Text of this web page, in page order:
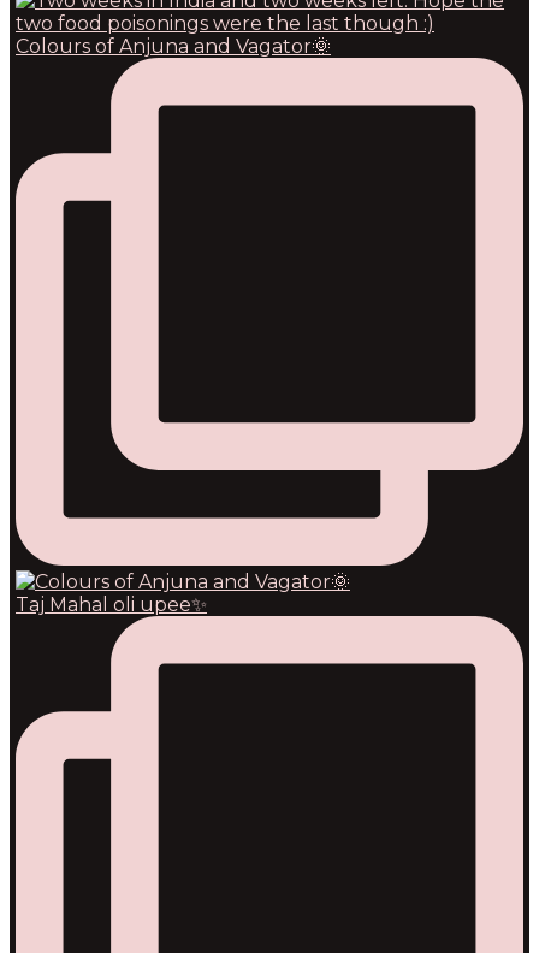
Colours of Anjuna and Vagator🌞
Taj Mahal oli upee✨